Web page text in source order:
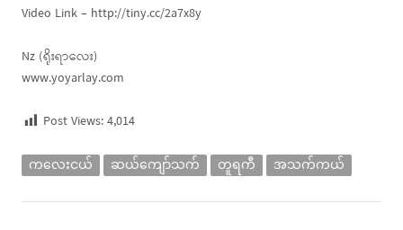
Video Link – http://tiny.cc/2a7x8y
Nz (ရိုးရာလေး)
www.yoyarlay.com
Post Views:4,014
ကလေးငယ် ဆယ်ကျော်သက် တူရကီ အသက်ကယ်